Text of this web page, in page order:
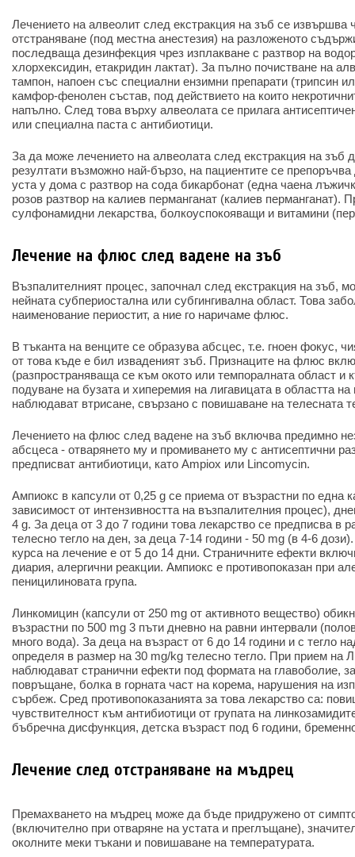
Лечението на алвеолит след екстракция на зъб се извършва
отстраняване (под местна анестезия) на разложеното
последваща дезинфекция чрез изплакване с разтвор на
хлорхексидин, етакридин лактат). За пълно почистване на
тампон, напоен със специални ензимни препарати (трипсин
камфор-фенолен състав, под действието на които
напълно. След това върху алвеолата се прилага
или специална паста с антибиотици.
За да може лечението на алвеолата след екстракция на зъб
резултати възможно най-бързо, на пациентите се
уста у дома с разтвор на сода бикарбонат (една чаена
розов разтвор на калиев перманганат (калиев перманганат).
сулфонамидни лекарства, болкоуспокояващи и витамини
Лечение на флюс след вадене на зъб
Възпалителният процес, започнал след екстракция на зъб,
нейната субпериостална или субгингивална област. Това
наименование периостит, а ние го наричаме флюс.
В тъканта на венците се образува абсцес, т.е. гноен фокус,
от това къде е бил изваденият зъб. Признаците на флюс
(разпространяваща се към окото или темпоралната област и
подуване на бузата и хиперемия на лигавицата в областта
наблюдават втрисане, свързано с повишаване на телесната
Лечението на флюс след вадене на зъб включва предимно
абсцеса - отварянето му и промиването му с антисептични
предписват антибиотици, като Ampiox или Lincomycin.
Ампиокс в капсули от 0,25 g се приема от възрастни по една
зависимост от интензивността на възпалителния процес),
4 g. За деца от 3 до 7 години това лекарство се предписва в
телесно тегло на ден, за деца 7-14 години - 50 mg (в 4-6
курса на лечение е от 5 до 14 дни. Страничните ефекти
диария, алергични реакции. Ампиокс е противопоказан при
пеницилиновата група.
Линкомицин (капсули от 250 mg от активното вещество)
възрастни по 500 mg 3 пъти дневно на равни интервали
много вода). За деца на възраст от 6 до 14 години и с тегло
определя в размер на 30 mg/kg телесно тегло. При прием на
наблюдават странични ефекти под формата на главоболие,
повръщане, болка в горната част на корема, нарушения на
сърбеж. Сред противопоказанията за това лекарство са:
чувствителност към антибиотици от групата на
бъбречна дисфункция, детска възраст под 6 години,
Лечение след отстраняване на мъдрец
Премахването на мъдрец може да бъде придружено от
(включително при отваряне на устата и преглъщане),
околните меки тъкани и повишаване на температурата.